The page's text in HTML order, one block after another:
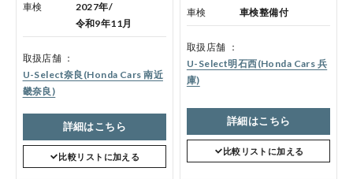
車検
2027年/
令和9年11月
取扱店舗
U-Select奈良(Honda Cars 南近
畿奈良)
詳細はこちら
比較リストに加える
車検 車検整備付
取扱店舗
U-Select明石西(Honda Cars 兵
庫)
詳細はこちら
比較リストに加える